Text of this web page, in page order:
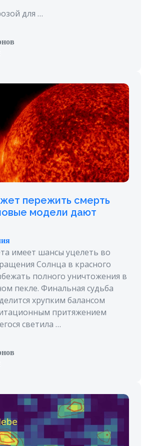
для …
пережить смерть
модели дают
имеет шансы уцелеть во
Солнца в красного
полного уничтожения в
пекле. Финальная судьба
хрупким балансом
притяжением
светила …